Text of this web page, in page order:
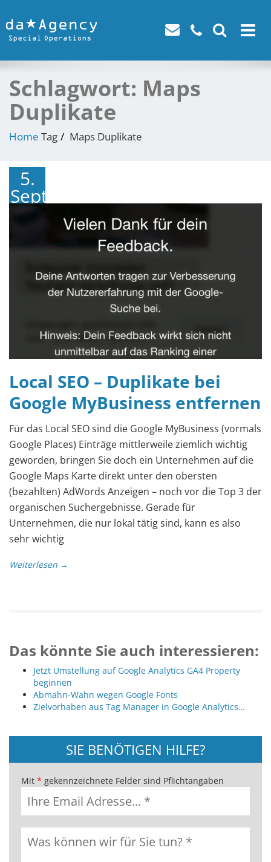
Toggle
Schlagwort: Maps
Duplikate
Home Tag Maps Duplikate
5.
September
2018
Local SEO – Duplikate bei
Google MyBusiness entfernen
Für das Local SEO sind die Google MyBusiness (vormals
Google Places) Einträge mittlerweile ziemlich wichtig
geworden, bringen Sie doch ein Unternehmen auf die
Google Maps Karte direkt unter den obersten
(bezahlten) AdWords Anzeigen – noch vor die Top 3 der
organischen Suchergebnisse. Gerade für
Unternehmen, die nur lokal tätig sind, kann es also
sehr wichtig
Weiterlesen →
Das könnte Sie auch interessieren:
Jetzt Umstellung auf Google Analytics GA4 Property
beginnen
Abmahn-Wahn wegen Google Fonts
Zielvorhaben aus Tag Manager in Google Analytics…
SIE BENÖTIGEN HILFE?
Mit * gekennzeichnete Felder sind Pflichtangaben